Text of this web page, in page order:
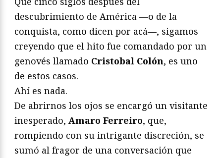
descubrimiento de América —o de la
conquista, como dicen por acá—, sigamos
creyendo que el hito fue comandado por un
genovés llamado Cristobal Colón, es uno
de estos casos.
Ahí es nada.
De abrirnos los ojos se encargó un visitante
inesperado, Amaro Ferreiro, que,
rompiendo con su intrigante discreción, se
sumó al fragor de una conversación que